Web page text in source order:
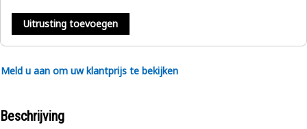
Uitrusting toevoegen
Meld u aan om uw klantprijs te bekijken
Beschrijving